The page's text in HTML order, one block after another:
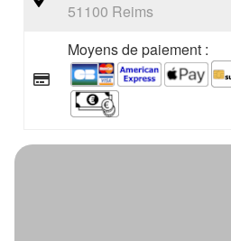
51100 Reims
Moyens de paiement :